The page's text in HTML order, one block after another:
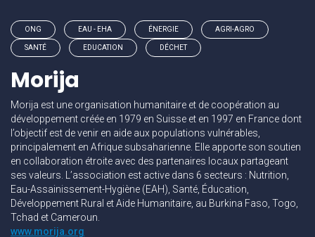
ONG EAU - EHA ÉNERGIE AGRI-AGRO
SANTÉ EDUCATION DÉCHET
Morija
Morija est une organisation humanitaire et de coopération au
développement créée en 1979 en Suisse et en 1997 en France dont
l’objectif est de venir en aide aux populations vulnérables,
principalement en Afrique subsaharienne. Elle apporte son soutien
en collaboration étroite avec des partenaires locaux partageant
ses valeurs. L’association est active dans 6 secteurs : Nutrition,
Eau-Assainissement-Hygiène (EAH), Santé, Éducation,
Développement Rural et Aide Humanitaire, au Burkina Faso, Togo,
Tchad et Cameroun.
www.morija.org